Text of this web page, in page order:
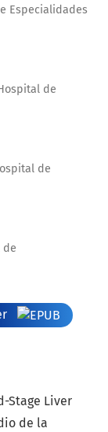
Especialidades
de
de
de
Stage Liver
de la